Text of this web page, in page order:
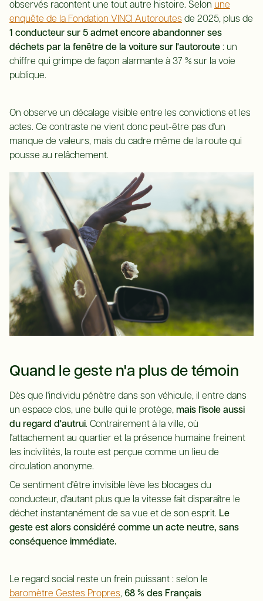
observés racontent une tout autre histoire. Selon une
enquête de la Fondation VINCI Autoroutes de 2025, plus de
1 conducteur sur 5 admet encore abandonner ses
déchets par la fenêtre de la voiture sur l'autoroute : un
chiffre qui grimpe de façon alarmante à 37 % sur la voie
publique.
On observe un décalage visible entre les convictions et les
actes. Ce contraste ne vient donc peut-être pas d'un
manque de valeurs, mais du cadre même de la route qui
pousse au relâchement.
Quand le geste n'a plus de témoin
Dès que l'individu pénètre dans son véhicule, il entre dans
un espace clos, une bulle qui le protège, mais l'isole aussi
du regard d'autrui. Contrairement à la ville, où
l'attachement au quartier et la présence humaine freinent
les incivilités, la route est perçue comme un lieu de
circulation anonyme.
Ce sentiment d'être invisible lève les blocages du
conducteur, d'autant plus que la vitesse fait disparaître le
déchet instantanément de sa vue et de son esprit. Le
geste est alors considéré comme un acte neutre, sans
conséquence immédiate.
Le regard social reste un frein puissant : selon le
baromètre Gestes Propres, 68 % des Français